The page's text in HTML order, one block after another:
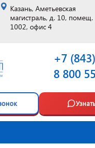
Казань, Аметьевская
магистраль, д. 10, помещ.
1002, офис 4
+7
8 800